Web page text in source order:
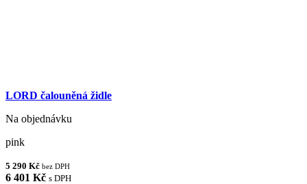
LORD čalouněná židle
Na objednávku
pink
5 290 Kč bez DPH
6 401 Kč s DPH